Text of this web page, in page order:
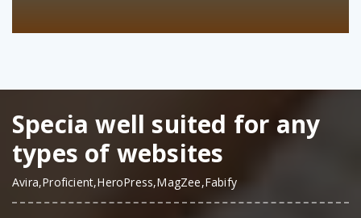
Specia well suited for any
types of websites
Avira,Proficient,HeroPress,MagZee,Fabify